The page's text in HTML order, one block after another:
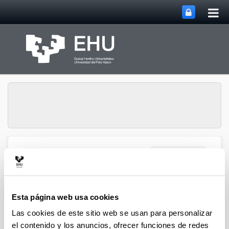
Esta página web usa cookies
Las cookies de este sitio web se usan para personalizar
el contenido y los anuncios, ofrecer funciones de redes
Geologia.eus
Departamento de Geología de la
UPV/EHU
El Departamento de Geología de la Universidad del